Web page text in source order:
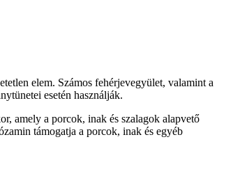
elem. Számos fehérjevegyület, valamint a
esetén használják.
amely a porcok, inak és szalagok alapvető
támogatja a porcok, inak és egyéb